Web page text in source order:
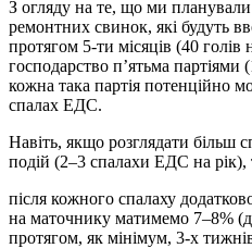
З огляду на те, що ми
ремонтних свинок, які будуть
протягом 5-ти місяців (40 голів
господарство п’ятьма партіями
кожна така партія потенційно
спалах ЕДС.
Навіть, якщо розглядати більш
подій (2–3 спалахи ЕДС на рік),
після кожного спалаху
на маточнику матимемо 7–8%
протягом, як мінімум, 3-х